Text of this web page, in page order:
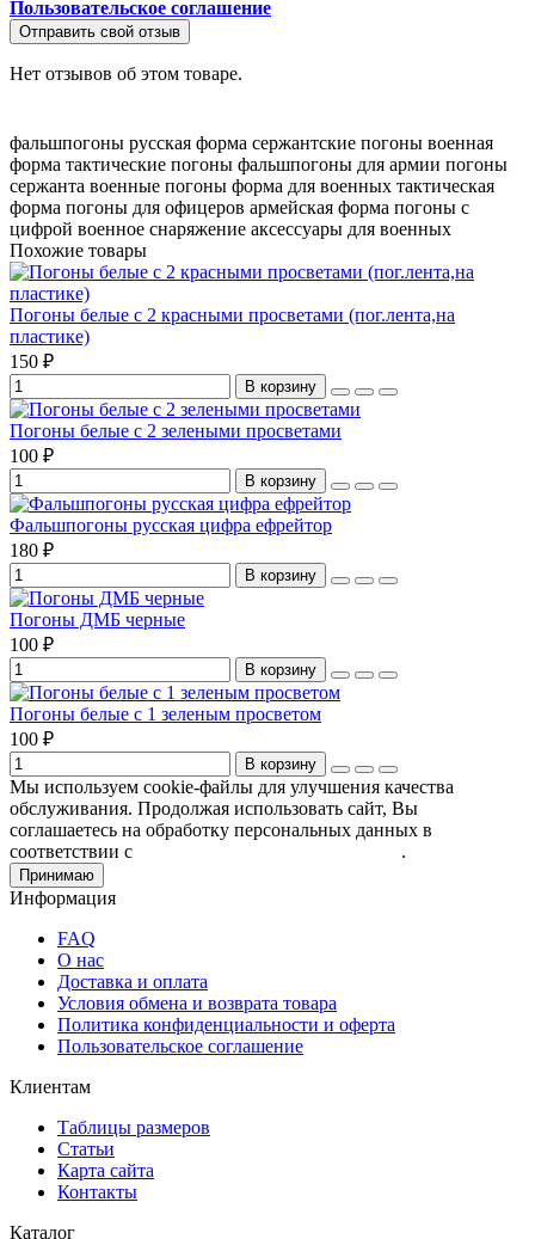
Пользовательское соглашение
Отправить свой отзыв
Нет отзывов об этом товаре.
фальшпогоны русская форма сержантские погоны военная
форма тактические погоны фальшпогоны для армии погоны
сержанта военные погоны форма для военных тактическая
форма погоны для офицеров армейская форма погоны с
цифрой военное снаряжение аксессуары для военных
Похожие товары
Погоны белые с 2 красными просветами (пог.лента,на
пластике)
150 ₽
В корзину
Погоны белые с 2 зелеными просветами
100 ₽
В корзину
Фальшпогоны русская цифра ефрейтор
180 ₽
В корзину
Погоны ДМБ черные
100 ₽
В корзину
Погоны белые с 1 зеленым просветом
100 ₽
В корзину
Мы используем cookie-файлы для улучшения качества
обслуживания. Продолжая использовать сайт, Вы
соглашаетесь на обработку персональных данных в
соответствии с
.
Принимаю
Информация
FAQ
О нас
Доставка и оплата
Условия обмена и возврата товара
Политика конфиденциальности и оферта
Пользовательское соглашение
Клиентам
Таблицы размеров
Статьи
Карта сайта
Контакты
Каталог